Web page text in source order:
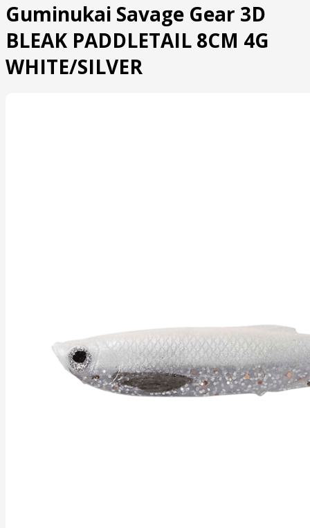
Guminukai Savage Gear 3D
BLEAK PADDLETAIL 8CM 4G
WHITE/SILVER